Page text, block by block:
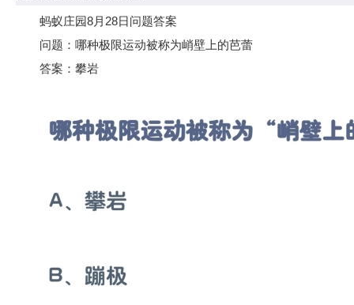
蚂蚁庄园8月28日问题答案
问题：哪种极限运动被称为峭壁上的芭蕾
答案：攀岩